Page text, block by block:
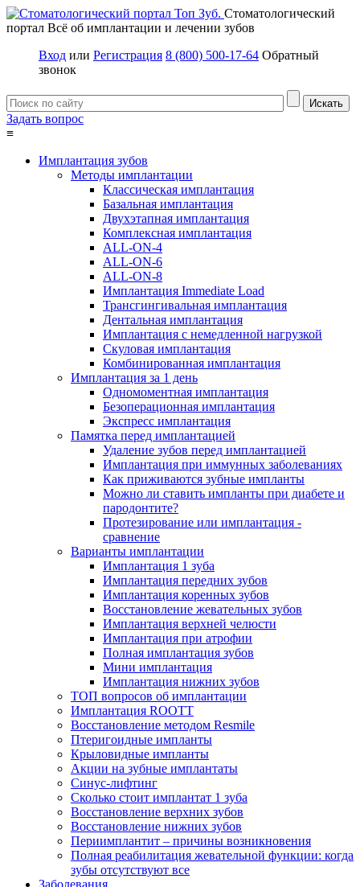
Стоматологический
портал Всё об имплантации и лечении зубов
Вход или Регистрация 8 (800) 500-17-64 Обратный
звонок
Задать вопрос
≡
Имплантация зубов
Методы имплантации
Классическая имплантация
Базальная имплантация
Двухэтапная имплантация
Комплексная имплантация
ALL-ON-4
ALL-ON-6
ALL-ON-8
Имплантация Immediate Load
Трансгингивальная имплантация
Дентальная имплантация
Имплантация с немедленной нагрузкой
Скуловая имплантация
Комбинированная имплантация
Имплантация за 1 день
Одномоментная имплантация
Безоперационная имплантация
Экспресс имплантация
Памятка перед имплантацией
Удаление зубов перед имплантацией
Имплантация при иммунных заболеваниях
Как приживаются зубные импланты
Можно ли ставить импланты при диабете и
пародонтите?
Протезирование или имплантация -
сравнение
Варианты имплантации
Имплантация 1 зуба
Имплантация передних зубов
Имплантация коренных зубов
Восстановление жевательных зубов
Имплантация верхней челюсти
Имплантация при атрофии
Полная имплантация зубов
Мини имплантация
Имплантация нижних зубов
ТОП вопросов об имплантации
Имплантация ROOTT
Восстановление методом Resmile
Птеригоидные импланты
Крыловидные импланты
Акции на зубные имплантаты
Синус-лифтинг
Сколько стоит имплантат 1 зуба
Восстановление верхних зубов
Восстановление нижних зубов
Периимплантит – причины возникновения
Полная реабилитация жевательной функции: когда
зубы отсутствуют все
Заболевания